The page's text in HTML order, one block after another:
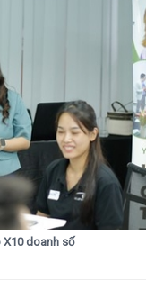
X10 doanh số